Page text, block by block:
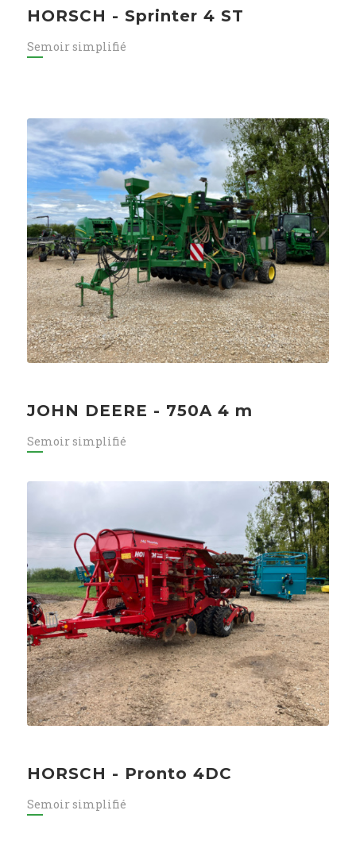
HORSCH - Sprinter 4 ST
Semoir simplifié
JOHN DEERE - 750A 4 m
Semoir simplifié
HORSCH - Pronto 4DC
Semoir simplifié